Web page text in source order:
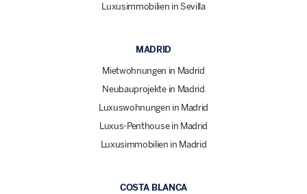
Luxusimmobilien in Sevilla
MADRID
Mietwohnungen in Madrid
Neubauprojekte in Madrid
Luxuswohnungen in Madrid
Luxus-Penthouse in Madrid
Luxusimmobilien in Madrid
COSTA BLANCA